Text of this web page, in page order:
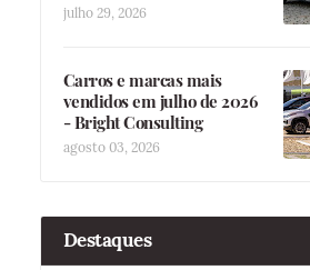
julho 29, 2026
Carros e marcas mais
vendidos em julho de 2026
- Bright Consulting
agosto 03, 2026
Destaques